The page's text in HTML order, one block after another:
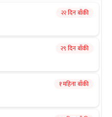
२२ दिन बाँकी
२९ दिन बाँकी
१ महिना बाँकी